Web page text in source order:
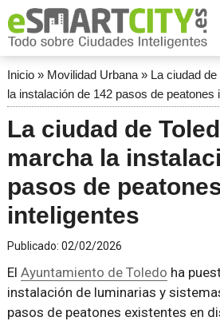
Inicio» Movilidad Urbana» La ciudad
la instalación de 142 pasos de peatones
La ciudad de
marcha la
pasos de
inteligentes
Publicado: 02/02/2026
El Ayuntamiento de Toledo ha
instalación de luminarias y
pasos de peatones existentes en